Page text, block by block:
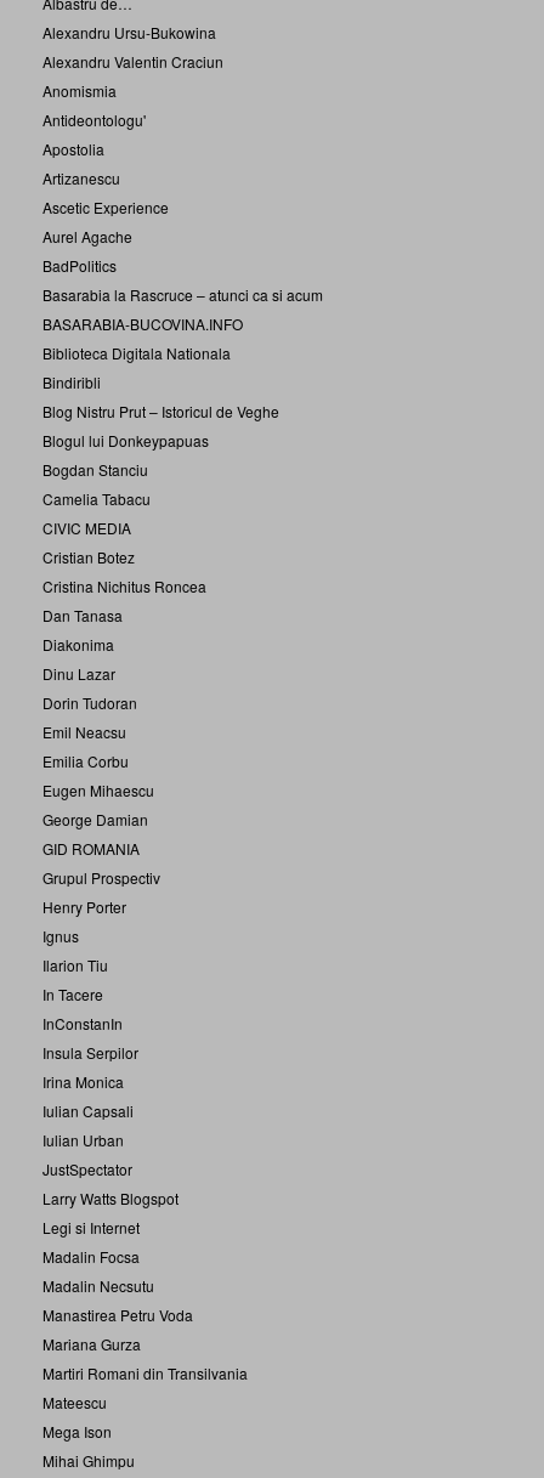
Alexandru Ursu-Bukowina
Alexandru Valentin Craciun
Anomismia
Antideontologu'
Apostolia
Artizanescu
Ascetic Experience
Aurel Agache
BadPolitics
Basarabia la Rascruce – atunci ca si acum
BASARABIA-BUCOVINA.INFO
Biblioteca Digitala Nationala
Bindiribli
Blog Nistru Prut – Istoricul de Veghe
Blogul lui Donkeypapuas
Bogdan Stanciu
Camelia Tabacu
CIVIC MEDIA
Cristian Botez
Cristina Nichitus Roncea
Dan Tanasa
Diakonima
Dinu Lazar
Dorin Tudoran
Emil Neacsu
Emilia Corbu
Eugen Mihaescu
George Damian
GID ROMANIA
Grupul Prospectiv
Henry Porter
Ignus
Ilarion Tiu
In Tacere
InConstanIn
Insula Serpilor
Irina Monica
Iulian Capsali
Iulian Urban
JustSpectator
Larry Watts Blogspot
Legi si Internet
Madalin Focsa
Madalin Necsutu
Manastirea Petru Voda
Mariana Gurza
Martiri Romani din Transilvania
Mateescu
Mega Ison
Mihai Ghimpu